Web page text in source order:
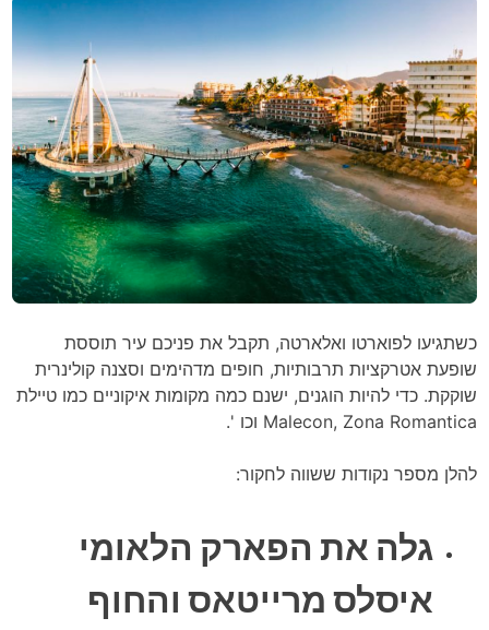
כשתגיעו לפוארטו ואלארטה, תקבל את פניכם עיר תוססת
שופעת אטרקציות תרבותיות, חופים מדהימים וסצנה קולינרית
שוקקת. כדי להיות הוגנים, ישנם כמה מקומות איקוניים כמו טיילת
Malecon, Zona Romantica וכו '.
להלן מספר נקודות ששווה לחקור:
גלה את הפארק הלאומי
איסלס מרייטאס והחוף